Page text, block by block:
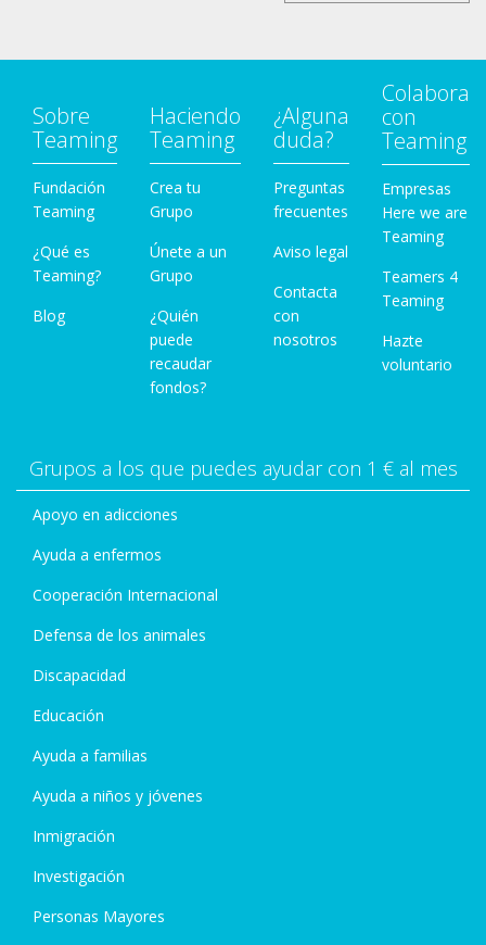
Sobre
Teaming
Fundación
Teaming
¿Qué es
Teaming?
Blog
Haciendo
Teaming
Crea tu
Grupo
Únete a un
Grupo
¿Quién
puede
recaudar
fondos?
¿Alguna
duda?
Preguntas
frecuentes
Aviso legal
Contacta
con
nosotros
Colabora
con
Teaming
Empresas
Here we are
Teaming
Teamers 4
Teaming
Hazte
voluntario
Grupos a los que puedes ayudar con 1 € al mes
Apoyo en adicciones
Ayuda a enfermos
Cooperación Internacional
Defensa de los animales
Discapacidad
Educación
Ayuda a familias
Ayuda a niños y jóvenes
Inmigración
Investigación
Personas Mayores